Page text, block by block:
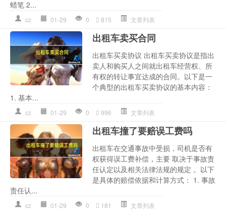
蜡笔 2...
cz 01-29 0 815 文章列表
出租车卖买合同
出租车买卖协议 出租车买卖协议是指出
卖人和购买人之间就出租车经营权、所
有权的转让事宜达成的合同。以下是一
个典型的出租车买卖协议的基本内容：
1. 基本...
cz 01-29 0 996 文章列表
出租车撞了要赔误工费吗
出租车在交通事故中受损，司机是否有
权获得误工费补偿，主要 取决于事故责
任认定以及相关法律法规的规定 。以下
是具体的赔偿依据和计算方式： 1. 事故
责任认...
cz 01-29 0 181 文章列表